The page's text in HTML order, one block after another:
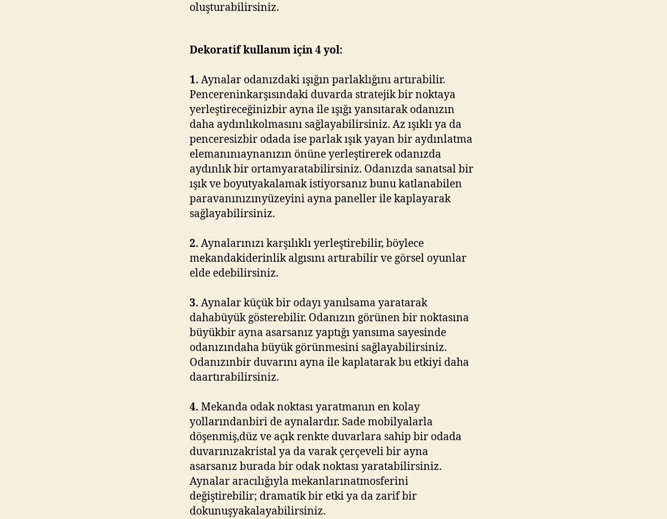
oluşturabilirsiniz.
Dekoratif kullanım için 4 yol:
1. Aynalar odanızdaki ışığın parlaklığını artırabilir.
Pencereninkarşısındaki duvarda stratejik bir noktaya
yerleştireceğinizbir ayna ile ışığı yansıtarak odanızın
daha aydınlıkolmasını sağlayabilirsiniz. Az ışıklı ya da
penceresizbir odada ise parlak ışık yayan bir aydınlatma
elemanınıaynanızın önüne yerleştirerek odanızda
aydınlık bir ortamyaratabilirsiniz. Odanızda sanatsal bir
ışık ve boyutyakalamak istiyorsanız bunu katlanabilen
paravanınızınyüzeyini ayna paneller ile kaplayarak
sağlayabilirsiniz.
2. Aynalarınızı karşılıklı yerleştirebilir, böylece
mekandakiderinlik algısını artırabilir ve görsel oyunlar
elde edebilirsiniz.
3. Aynalar küçük bir odayı yanılsama yaratarak
dahabüyük gösterebilir. Odanızın görünen bir noktasına
büyükbir ayna asarsanız yaptığı yansıma sayesinde
odanızındaha büyük görünmesini sağlayabilirsiniz.
Odanızınbir duvarını ayna ile kaplatarak bu etkiyi daha
daartırabilirsiniz.
4. Mekanda odak noktası yaratmanın en kolay
yollarındanbiri de aynalardır. Sade mobilyalarla
döşenmiş,düz ve açık renkte duvarlara sahip bir odada
duvarınızakristal ya da varak çerçeveli bir ayna
asarsanız burada bir odak noktası yaratabilirsiniz.
Aynalar aracılığıyla mekanlarınatmosferini
değiştirebilir; dramatik bir etki ya da zarif bir
dokunuşyakalayabilirsiniz.